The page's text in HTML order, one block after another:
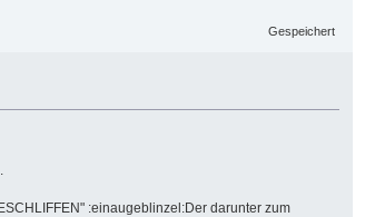
Gespeichert
:einaugeblinzel:Der darunter zum